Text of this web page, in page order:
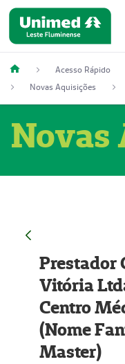
Acesso Rápido
Novas Aquisições
Novas
Prestador
Vitória
Centro
(Nome
Master)